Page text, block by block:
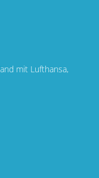
mit Lufthansa,